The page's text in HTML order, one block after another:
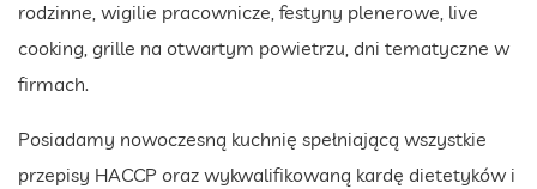
rodzinne, wigilie pracownicze, festyny plenerowe, live
cooking, grille na otwartym powietrzu, dni tematyczne w
firmach.
Posiadamy nowoczesną kuchnię spełniającą wszystkie
przepisy HACCP oraz wykwalifikowaną kardę dietetyków i